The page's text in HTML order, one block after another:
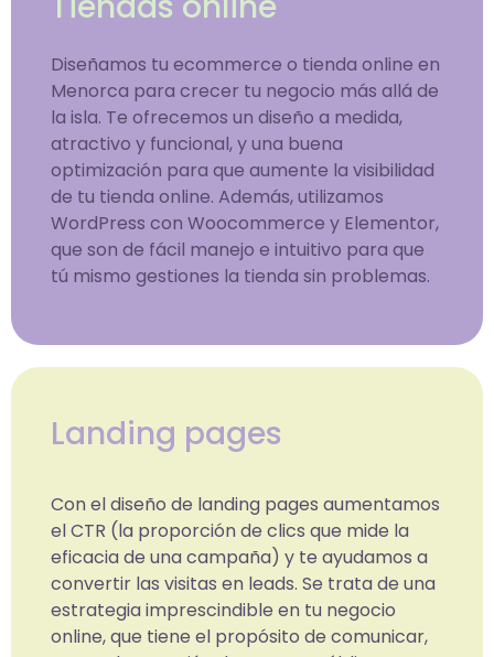
Diseñamos tu ecommerce o tienda online en
Menorca para crecer tu negocio más allá de
la isla. Te ofrecemos un diseño a medida,
atractivo y funcional, y una buena
optimización para que aumente la visibilidad
de tu tienda online. Además, utilizamos
WordPress con Woocommerce y Elementor,
que son de fácil manejo e intuitivo para que
tú mismo gestiones la tienda sin problemas.
Landing pages
Con el diseño de landing pages aumentamos
el CTR (la proporción de clics que mide la
eficacia de una campaña) y te ayudamos a
convertir las visitas en leads. Se trata de una
estrategia imprescindible en tu negocio
online, que tiene el propósito de comunicar,